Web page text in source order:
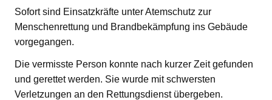
Sofort sind Einsatzkräfte unter Atemschutz zur
Menschenrettung und Brandbekämpfung ins Gebäude
vorgegangen.
Die vermisste Person konnte nach kurzer Zeit gefunden
und gerettet werden. Sie wurde mit schwersten
Verletzungen an den Rettungsdienst übergeben.